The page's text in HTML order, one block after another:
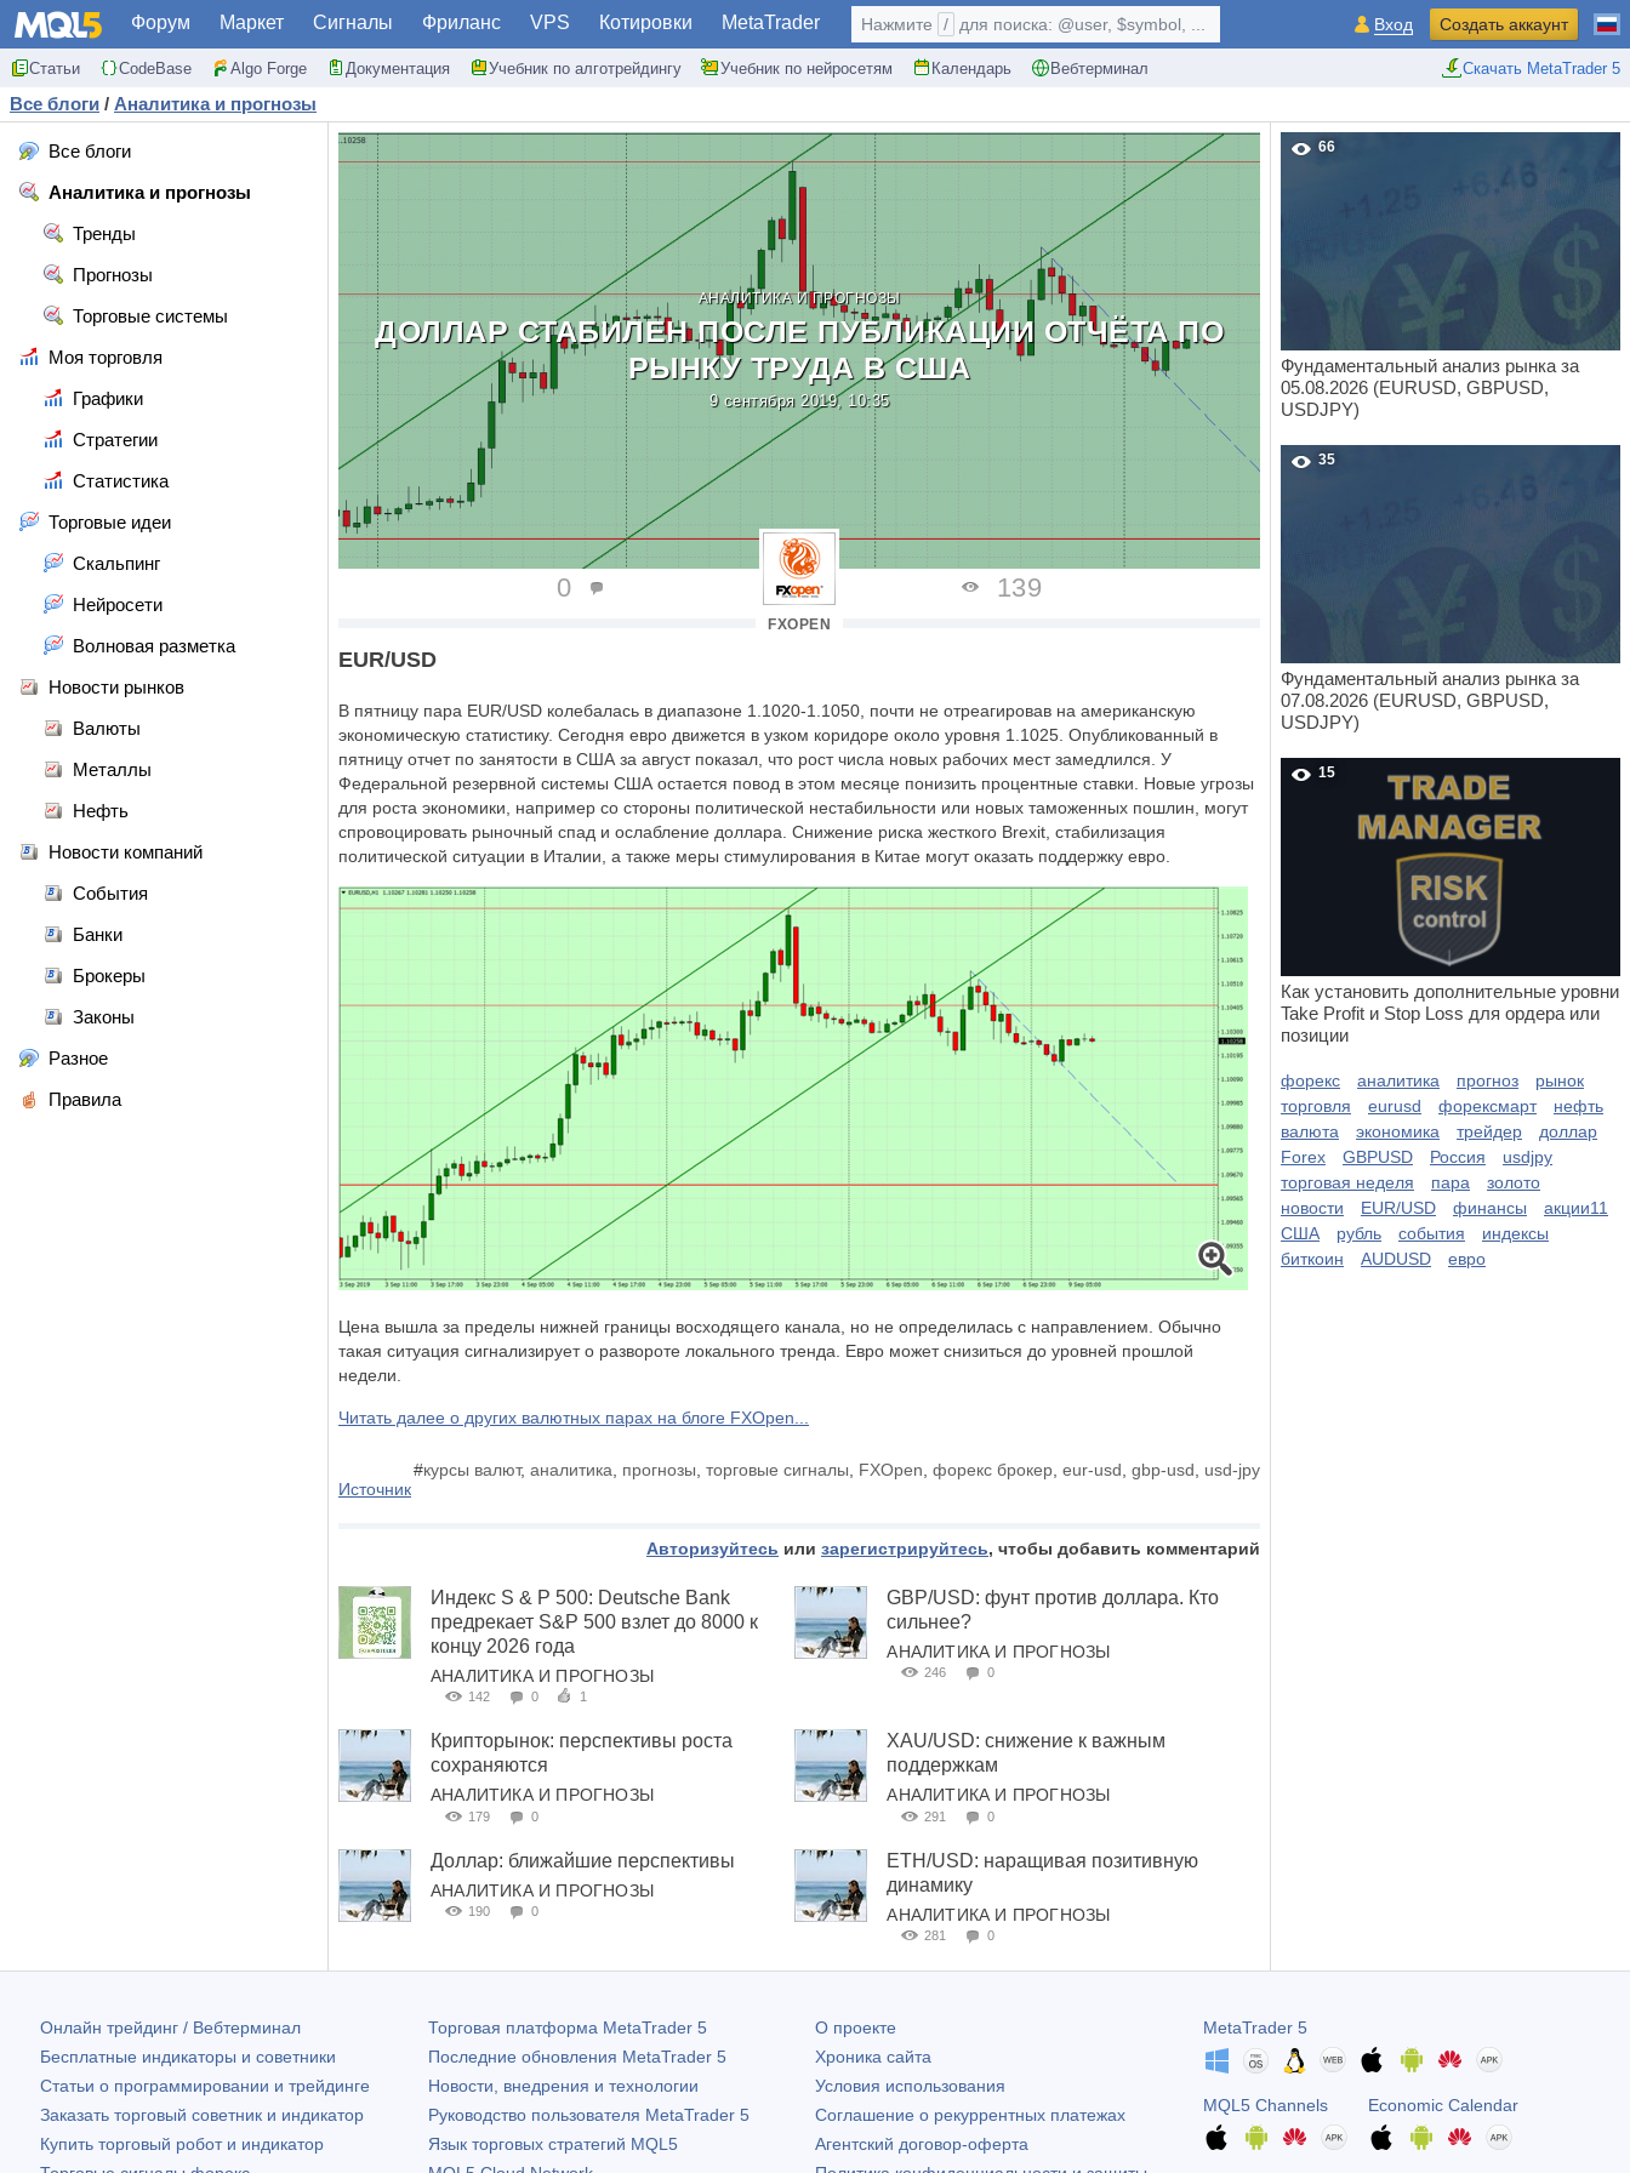
Форум Маркет Сигналы Фриланс VPS Котировки MetaTrader
Статьи CodeBase Algo Forge Документация Учебник по алготрейдингу Учебник по нейросетям Календарь Вебтерминал Скачать MetaTrader 5
Нажмите / для поиска: @user, $symbol, ... Вход Создать аккаунт
Все блоги / Аналитика и прогнозы
Все блоги
Аналитика и прогнозы
Тренды
Прогнозы
Торговые системы
Моя торговля
Графики
Стратегии
Статистика
Торговые идеи
Скальпинг
Нейросети
Волновая разметка
Новости рынков
Валюты
Металлы
Нефть
Новости компаний
События
Банки
Брокеры
Законы
Разное
Правила
АНАЛИТИКА И ПРОГНОЗЫ
ДОЛЛАР СТАБИЛЕН ПОСЛЕ ПУБЛИКАЦИИ ОТЧЁТА ПО
РЫНКУ ТРУДА В США
9 сентября 2019, 10:35
FXOPEN
0 139
EUR/USD
В пятницу пара EUR/USD колебалась в диапазоне 1.1020-1.1050, почти не отреагировав на американскую
экономическую статистику. Сегодня евро движется в узком коридоре около уровня 1.1025. Опубликованный в
пятницу отчет по занятости в США за август показал, что рост числа новых рабочих мест замедлился. У
Федеральной резервной системы США остается повод в этом месяце понизить процентные ставки. Новые угрозы
для роста экономики, например со стороны политической нестабильности или новых таможенных пошлин, могут
спровоцировать рыночный спад и ослабление доллара. Снижение риска жесткого Brexit, стабилизация
политической ситуации в Италии, а также меры стимулирования в Китае могут оказать поддержку евро.
Цена вышла за пределы нижней границы восходящего канала, но не определилась с направлением. Обычно
такая ситуация сигнализирует о развороте локального тренда. Евро может снизиться до уровней прошлой
недели.
Читать далее о других валютных парах на блоге FXOpen...
#курсы валют, аналитика прогнозы торговые сигналы FXOpen форекс брокер eur-usd gbp-usd
usd-jpy
Источник
Авторизуйтесь или зарегистрируйтесь, чтобы добавить комментарий
Индекс S & P 500: Deutsche Bank
предрекает S&P 500 взлет до 8000 к
концу 2026 года
АНАЛИТИКА И ПРОГНОЗЫ
142 0 1
GBP/USD: фунт против доллара. Кто
сильнее?
АНАЛИТИКА И ПРОГНОЗЫ
246 0
Крипторынок: перспективы роста
сохраняются
АНАЛИТИКА И ПРОГНОЗЫ
179 0
XAU/USD: снижение к важным
поддержкам
АНАЛИТИКА И ПРОГНОЗЫ
291 0
Доллар: ближайшие перспективы
АНАЛИТИКА И ПРОГНОЗЫ
190 0
ETH/USD: наращивая позитивную
динамику
АНАЛИТИКА И ПРОГНОЗЫ
281 0
66
Фундаментальный анализ рынка за
05.08.2026 (EURUSD, GBPUSD,
USDJPY)
35
Фундаментальный анализ рынка за
07.08.2026 (EURUSD, GBPUSD,
USDJPY)
15
Как установить дополнительные уровни
Take Profit и Stop Loss для ордера или
позиции
форекс аналитика прогноз
рынок
торговля
eurusd форексмарт
нефть
валюта
экономика трейдер
доллар
Forex
GBPUSD Россия
usdjpy
торговая неделя
пара
золото
новости
EUR/USD финансы
акции11
США
рубль события
индексы
биткоин
AUDUSD евро
Онлайн трейдинг / Вебтерминал
Бесплатные индикаторы и советники
Статьи о программировании и трейдинге
Заказать торговый советник и индикатор
Купить торговый робот и индикатор
Торговая платформа MetaTrader 5
Последние обновления MetaTrader 5
Новости, внедрения и технологии
Руководство пользователя MetaTrader 5
Язык торговых стратегий MQL5
О проекте
Хроника сайта
Условия использования
Соглашение о рекуррентных платежах
Агентский договор-оферта
MetaTrader 5
MQL5 Channels Economic Calendar